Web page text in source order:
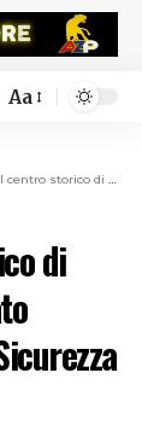
Aa
Provinciale per l’Ordine e la Sicurezza Pubblica
di